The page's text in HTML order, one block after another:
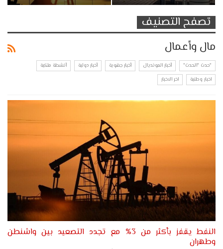
تصفح التصنيف
مال وأعمال
"حدث "الحدث" أخبار المونديال أخبار جهوية أخبار دولية
أنشطة ملكية
اخبار وطنية
اخر الاخبار
النفط يقفز بأكثر من 3% مع تجدد التصعيد بين واشنطن
وطهران